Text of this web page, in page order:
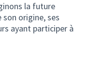
la future
origine, ses
ayant participer à